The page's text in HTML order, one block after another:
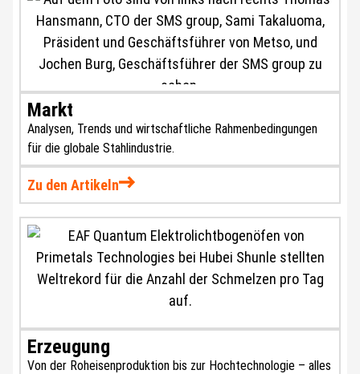
Markt
Analysen, Trends und wirtschaftliche Rahmenbedingungen
für die globale Stahlindustrie.
Zu den Artikeln
Erzeugung
Von der Roheisenproduktion bis zur Hochtechnologie – alles